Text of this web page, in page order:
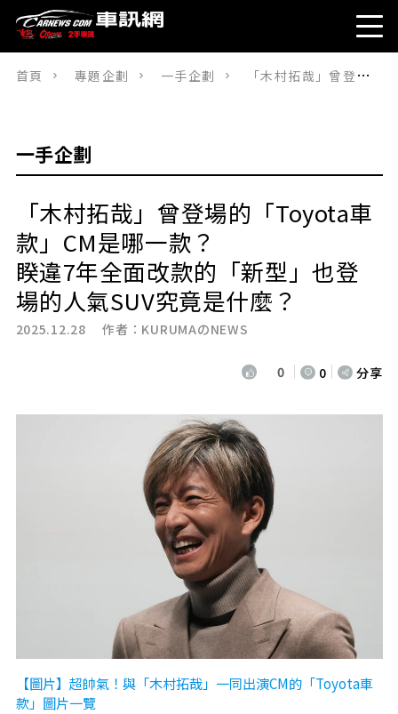
首頁 專題企劃 一手企劃 「木村拓哉」曾登場的「Toyota車款」CM是哪一款？ 睽違7年全面改款的「新型」也登場的人氣SUV究竟是什麼？
一手企劃
「木村拓哉」曾登場的「Toyota車
款」CM是哪一款？
睽違7年全面改款的「新型」也登
場的人氣SUV究竟是什麼？
2025.12.28 作者： KURUMAのNEWS
0 0 分享
【圖片】超帥氣！與「木村拓哉」一同出演CM的「Toyota車
款」圖片一覽